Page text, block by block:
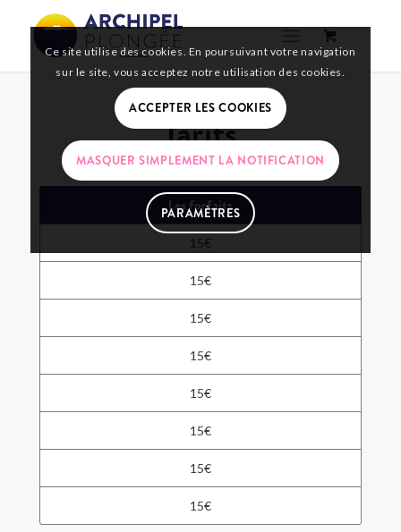
Tarifs
Les forfaits
15€
15€
15€
15€
15€
15€
15€
15€
Ce site utilise des cookies. En poursuivant votre navigation
sur le site, vous acceptez notre utilisation des cookies.
ACCEPTER LES COOKIES
MASQUER SIMPLEMENT LA NOTIFICATION
PARAMÈTRES